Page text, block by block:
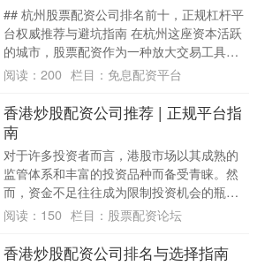
## 杭州股票配资公司排名前十，正规杠杆平
台权威推荐与避坑指南 在杭州这座资本活跃
的城市，股票配资作为一种放大交易工具，
吸引了众多投资者的关注。然而，市场中平
阅读： 200 栏目： 免息配资平台
香港炒股配资公司推荐 | 正规平台指
南
对于许多投资者而言，港股市场以其成熟的
监管体系和丰富的投资品种而备受青睐。然
而，资金不足往往成为限制投资机会的瓶
颈。因此，选择一家正规、可靠的香港炒股
阅读： 150 栏目： 股票配资论坛
香港炒股配资公司排名与选择指南